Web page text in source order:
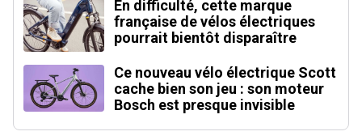
En difficulté, cette marque
française de vélos électriques
pourrait bientôt disparaître
Ce nouveau vélo électrique Scott
cache bien son jeu : son moteur
Bosch est presque invisible